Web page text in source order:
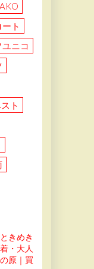
ート
ニコ
ト
きめき
・大人
原｜買